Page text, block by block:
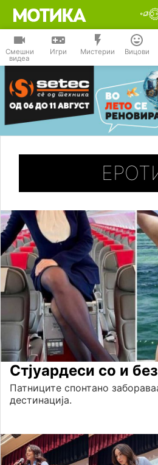
Смешни
видеа
Игри Мистерии Вицови
Стјуардеси со и
Патниците спонтано
дестинација.